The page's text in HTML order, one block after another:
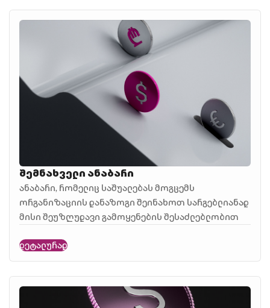
შემნახველი ანაბარი
ანაბარი, რომელიც საშუალებას მოგცემს
ორგანიზაციის დანაზოგი შეინახოთ სარგებლიანად
მისი შეუზღუდავი გამოყენების შესაძლებლობით
დეტალურად